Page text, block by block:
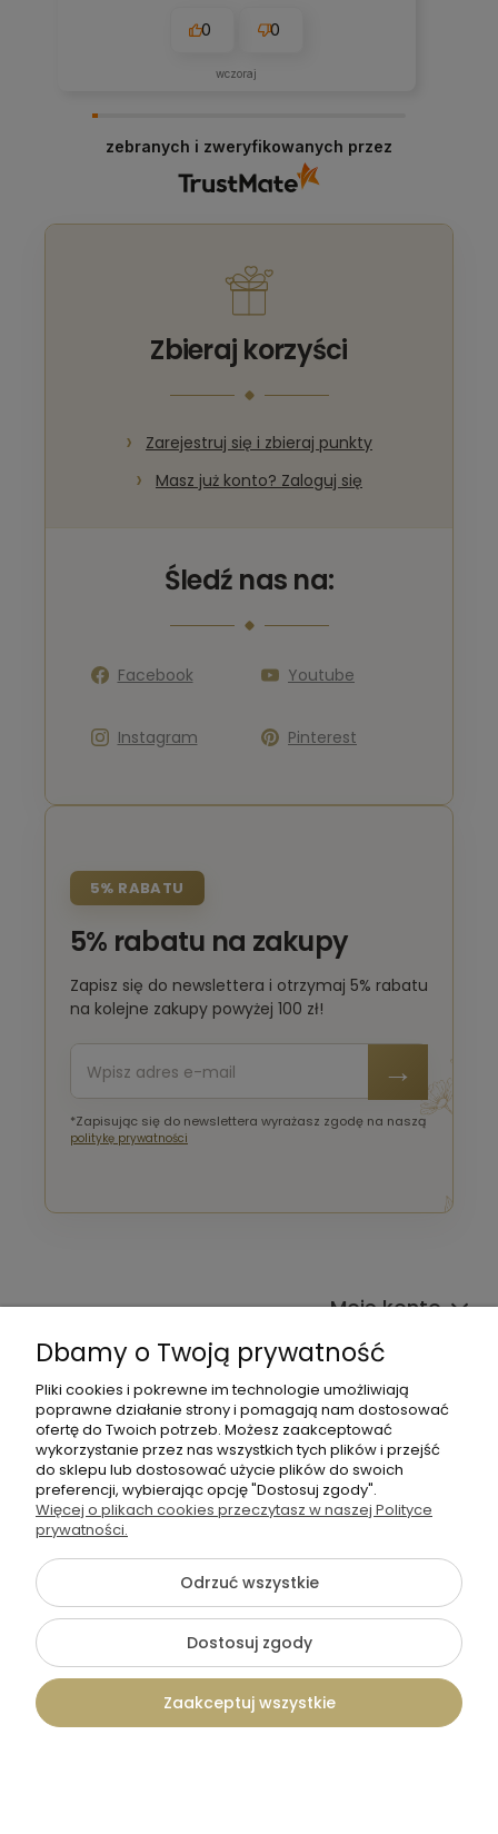
0 0
wczoraj
zebranych i zweryfikowanych przez
Zbieraj korzyści
Zarejestruj się i zbieraj punkty
Masz już konto? Zaloguj się
Śledź nas na:
Facebook Youtube
Instagram Pinterest
5% RABATU
5% rabatu na zakupy
Zapisz się do newslettera i otrzymaj 5% rabatu
na kolejne zakupy powyżej 100 zł!
*Zapisując się do newslettera wyrażasz zgodę na naszą
politykę prywatności
Moje konto
Płatności i dostawa
Współpraca B2B
O nas
MASZ PYTANIE?
Dołącz do nas
+48 570 367 989
Dbamy o Twoją prywatność
Pliki cookies i pokrewne im technologie umożliwiają
poprawne działanie strony i pomagają nam dostosować
ofertę do Twoich potrzeb. Możesz zaakceptować
wykorzystanie przez nas wszystkich tych plików i przejść
do sklepu lub dostosować użycie plików do swoich
preferencji, wybierając opcję "Dostosuj zgody".
Więcej o plikach cookies przeczytasz w naszej Polityce
prywatności.
Odrzuć wszystkie
Dostosuj zgody
Zaakceptuj wszystkie